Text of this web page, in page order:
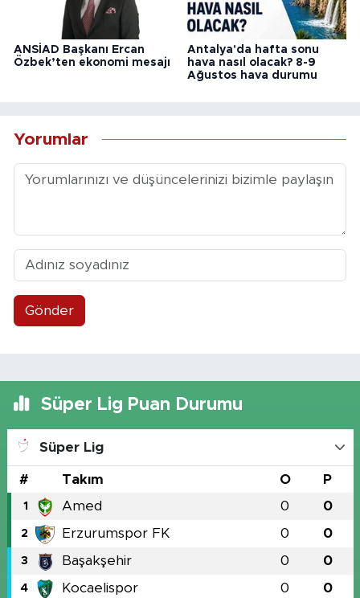
ANSİAD Başkanı Ercan
Özbek’ten ekonomi mesajı
Antalya'da hafta sonu
hava nasıl olacak? 8-9
Ağustos hava durumu
Yorumlar
Gönder
Süper Lig Puan Durumu
Süper Lig
# Takım O P
1 Amed 0 0
2 Erzurumspor FK 0 0
3 Başakşehir 0 0
4 Kocaelispor 0 0